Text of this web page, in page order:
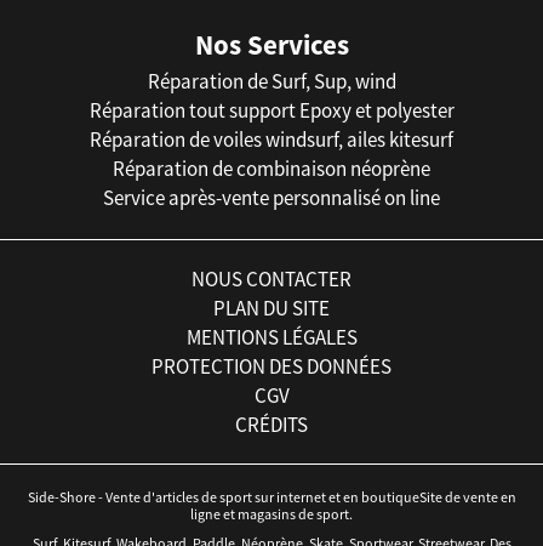
Nos Services
Réparation de Surf, Sup, wind
Réparation tout support Epoxy et polyester
Réparation de voiles windsurf, ailes kitesurf
Réparation de combinaison néoprène
Service après-vente personnalisé on line
NOUS CONTACTER
PLAN DU SITE
MENTIONS LÉGALES
PROTECTION DES DONNÉES
CGV
CRÉDITS
Side-Shore - Vente d'articles de sport sur internet et en boutiqueSite de vente en
ligne et magasins de sport.